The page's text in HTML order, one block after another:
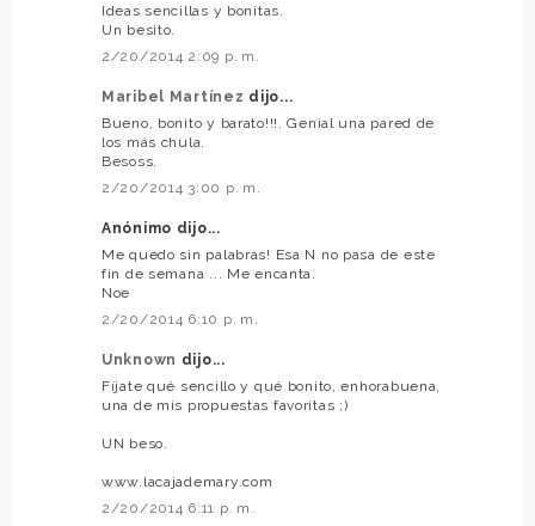
Ideas sencillas y bonitas.
Un besito.
2/20/2014 2:09 p. m.
Maribel Martínez dijo...
Bueno, bonito y barato!!!. Genial una pared de
los más chula.
Besoss.
2/20/2014 3:00 p. m.
Anónimo dijo...
Me quedo sin palabras! Esa N no pasa de este
fin de semana ... Me encanta.
Noe
2/20/2014 6:10 p. m.
Unknown dijo...
Fíjate qué sencillo y qué bonito, enhorabuena,
una de mis propuestas favoritas ;)
UN beso.
www.lacajademary.com
2/20/2014 6:11 p. m.